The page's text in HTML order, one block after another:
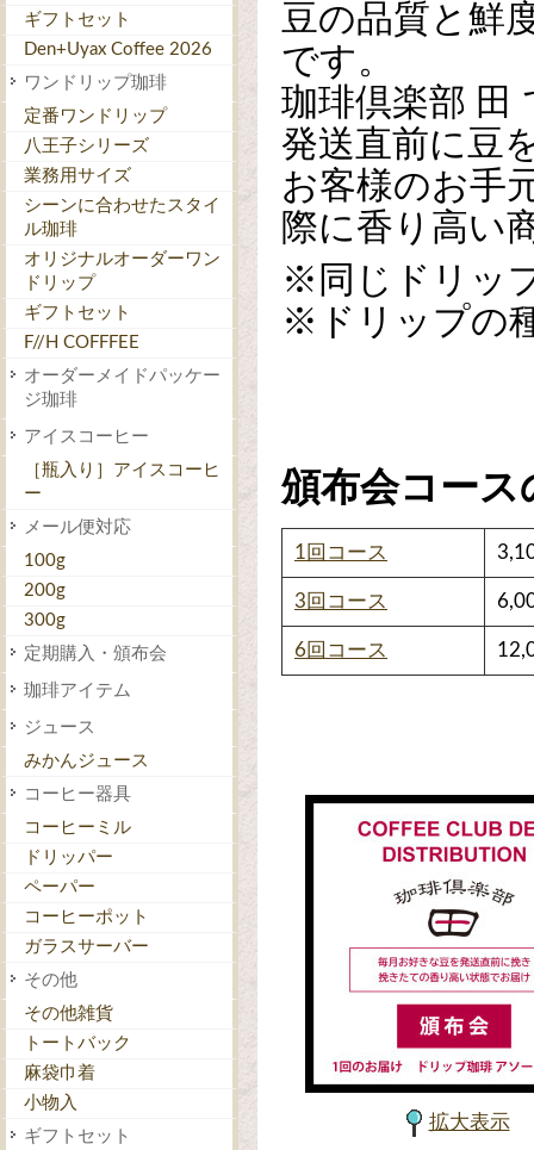
ギフトセット
Den+Uyax Coffee 2026
ワンドリップ珈琲
定番ワンドリップ
八王子シリーズ
業務用サイズ
シーンに合わせたスタイ
ル珈琲
オリジナルオーダーワン
ドリップ
ギフトセット
F//H COFFFEE
オーダーメイドパッケー
ジ珈琲
アイスコーヒー
［瓶入り］アイスコーヒ
ー
メール便対応
100g
200g
300g
定期購入・頒布会
珈琲アイテム
ジュース
みかんジュース
コーヒー器具
コーヒーミル
ドリッパー
ペーパー
コーヒーポット
ガラスサーバー
その他
その他雑貨
トートバック
麻袋巾着
小物入
ギフトセット
豆の品質と鮮
です。
珈琲倶楽部 田
発送直前に豆
お客様のお手
際に香り高い
※同じドリッ
※ドリップの
頒布会コース
1回コース
3回コース
6回コース
拡大表示